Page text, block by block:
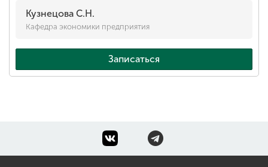
Кузнецова С.Н.
Кафедра экономики предприятия
Записаться